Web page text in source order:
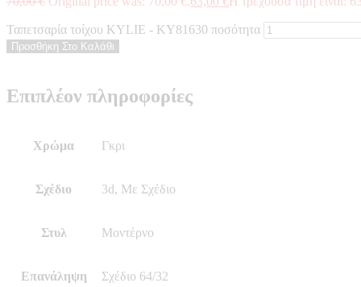
Ταπετσαρία τοίχου KYLIE - KY81630 ποσότητα
Προσθήκη Στο Καλάθι
Επιπλέον πληροφορίες
Χρώμα Γκρι
Σχέδιο 3d, Με Σχέδιο
Στυλ Μοντέρνο
Επανάληψη Σχέδιο 64/32